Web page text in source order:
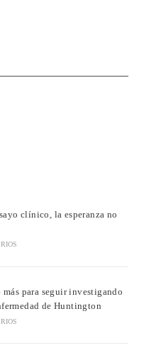
clínico, la esperanza no
más para seguir investigando
de Huntington